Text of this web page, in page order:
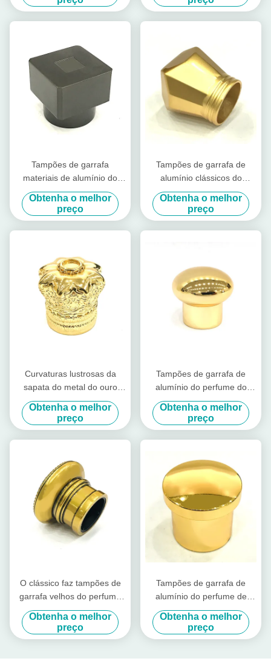
da tampa que posiciona a
tampa do ímã
Tampões de garrafa
materiais de alumínio do
perfume de Zamak do metal
Rotatable
Obtenha o melhor
preço
Tampões de garrafa de
alumínio clássicos do
perfume
Obtenha o melhor
preço
Curvaturas lustrosas da
sapata do metal do ouro
claro para ambiental da
decoração das sapatas das
senhoras chapeadas
Obtenha o melhor
preço
Tampões de garrafa de
alumínio do perfume do
clássico da cor do ouro
Obtenha o melhor
preço
O clássico faz tampões de
garrafa velhos do perfume
do alumínio de Zamak da
cor de cobre
Obtenha o melhor
preço
Tampões de garrafa de
alumínio do perfume de
Zamak da cor clássica do
ouro
Obtenha o melhor
preço